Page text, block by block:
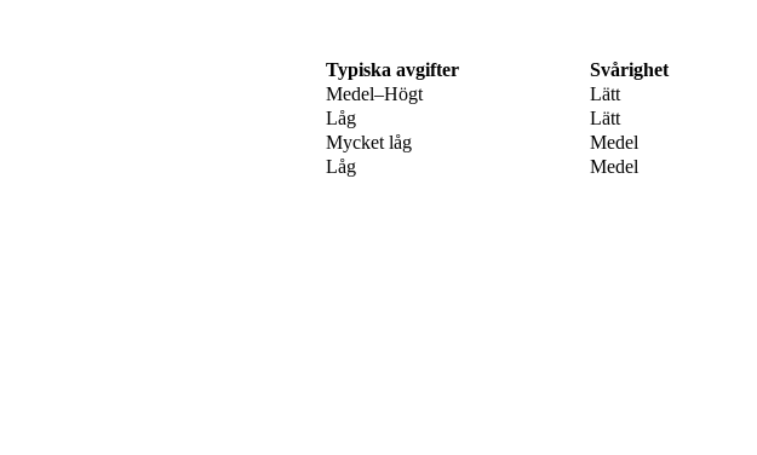
Typiska avgifter
Svårighet
Medel–Högt
Lätt
Låg
Lätt
Mycket låg
Medel
Låg Medel